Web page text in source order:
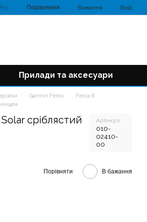
Рус Порівняння Бажання Вхід
Прилади та аксесуари
Garmin Fenix
Fenix 6
сріблястий
Артикул
010-
02410-
00
Порівняти В бажання